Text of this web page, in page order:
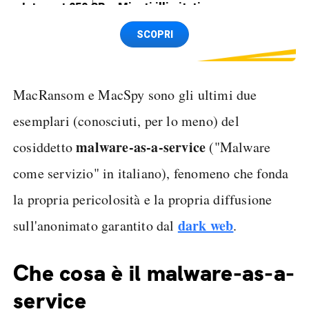
Internet 250 GB e Minuti illimitati
Spedizione SIM GRATISSCOPRI
MacRansom e MacSpy sono gli ultimi due
esemplari (conosciuti, per lo meno) del
cosiddettomalware-as-a-service ("Malware
come servizio" in italiano), fenomeno che fonda
la propria pericolosità e la propria diffusione
sull'anonimato garantito dal dark web.
Che cosa è il malware-as-a-
service